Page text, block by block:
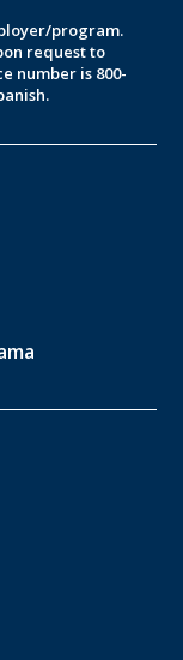
program.
request to
number is 800-